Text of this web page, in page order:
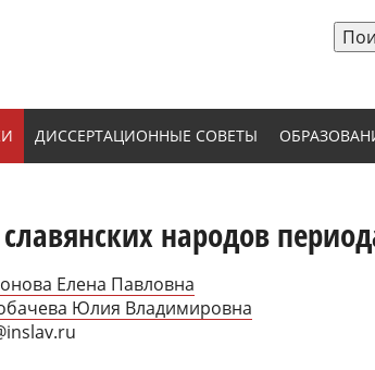
ДИССЕРТАЦИОННЫЕ СОВЕТЫ
народов
Елена Павловна
Юлия Владимировна